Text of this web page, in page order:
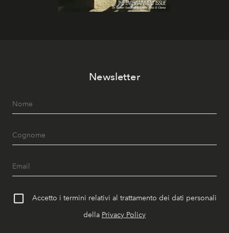
Newsletter
Accetto i termini relativi al trattamento dei dati personali
della Privacy Policy